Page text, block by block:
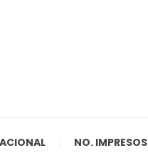
NO. IMPRESOS